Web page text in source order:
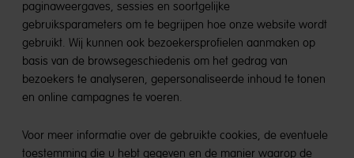
paginaweergaves, sessies en soortgelijke
gebruiksparameters om te begrijpen hoe onze website wordt
gebruikt. Wij kunnen ook bezoekersprofielen aanmaken op
basis van de browsegeschiedenis om het gedrag van
bezoekers te analyseren, gepersonaliseerde inhoud te tonen
en online campagnes te voeren.
Voor meer informatie over de gebruikte cookies, de eventuele
toestemming die u hebt gegeven en de manier waarop de